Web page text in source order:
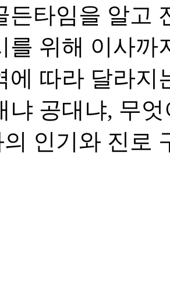
든타임을 알고
를 위해 이사까
에 따라 달라지
냐 공대냐, 무
인기와 진로